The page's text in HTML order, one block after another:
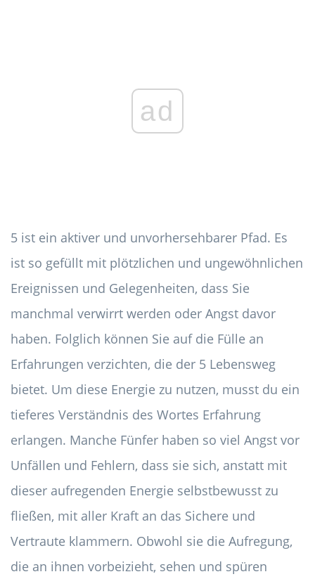
ad
5 ist ein aktiver und unvorhersehbarer Pfad. Es
ist so gefüllt mit plötzlichen und ungewöhnlichen
Ereignissen und Gelegenheiten, dass Sie
manchmal verwirrt werden oder Angst davor
haben. Folglich können Sie auf die Fülle an
Erfahrungen verzichten, die der 5 Lebensweg
bietet. Um diese Energie zu nutzen, musst du ein
tieferes Verständnis des Wortes Erfahrung
erlangen. Manche Fünfer haben so viel Angst vor
Unfällen und Fehlern, dass sie sich, anstatt mit
dieser aufregenden Energie selbstbewusst zu
fließen, mit aller Kraft an das Sichere und
Vertraute klammern. Obwohl sie die Aufregung,
die an ihnen vorbeizieht, sehen und spüren